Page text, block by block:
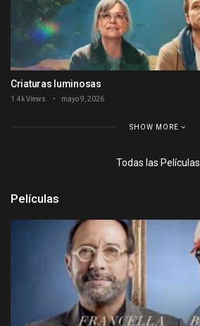
Criaturas luminosas
1.4k Views mayo 9, 2026
SHOW MORE
Todas las Películas
Películas